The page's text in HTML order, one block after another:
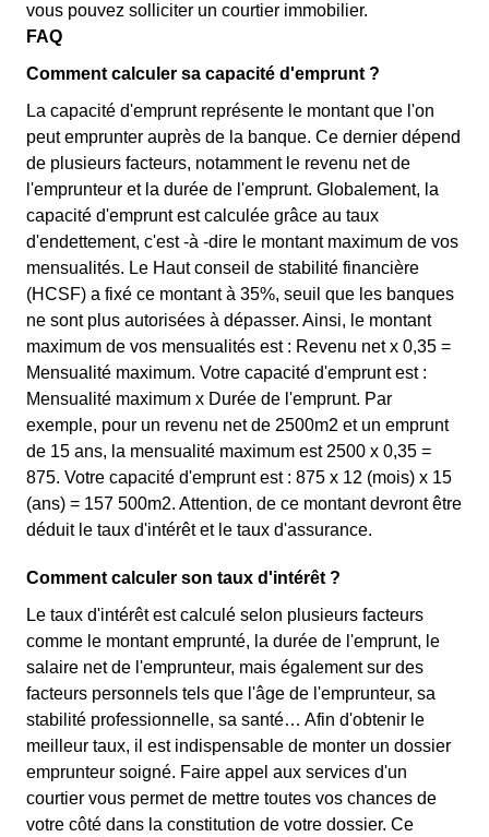
vous pouvez solliciter un courtier immobilier.
FAQ
Comment calculer sa capacité d'emprunt ?
La capacité d'emprunt représente le montant que l'on
peut emprunter auprès de la banque. Ce dernier dépend
de plusieurs facteurs, notamment le revenu net de
l'emprunteur et la durée de l'emprunt. Globalement, la
capacité d'emprunt est calculée grâce au taux
d'endettement, c'est -à -dire le montant maximum de vos
mensualités. Le Haut conseil de stabilité financière
(HCSF) a fixé ce montant à 35%, seuil que les banques
ne sont plus autorisées à dépasser. Ainsi, le montant
maximum de vos mensualités est : Revenu net x 0,35 =
Mensualité maximum. Votre capacité d'emprunt est :
Mensualité maximum x Durée de l'emprunt. Par
exemple, pour un revenu net de 2500m2 et un emprunt
de 15 ans, la mensualité maximum est 2500 x 0,35 =
875. Votre capacité d'emprunt est : 875 x 12 (mois) x 15
(ans) = 157 500m2. Attention, de ce montant devront être
déduit le taux d'intérêt et le taux d'assurance.
Comment calculer son taux d'intérêt ?
Le taux d'intérêt est calculé selon plusieurs facteurs
comme le montant emprunté, la durée de l'emprunt, le
salaire net de l'emprunteur, mais également sur des
facteurs personnels tels que l'âge de l'emprunteur, sa
stabilité professionnelle, sa santé… Afin d'obtenir le
meilleur taux, il est indispensable de monter un dossier
emprunteur soigné. Faire appel aux services d'un
courtier vous permet de mettre toutes vos chances de
votre côté dans la constitution de votre dossier. Ce